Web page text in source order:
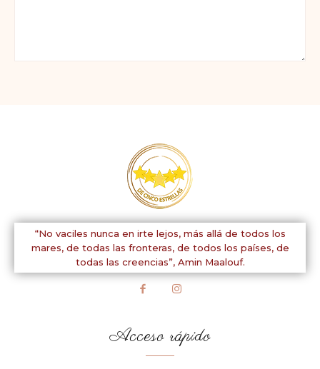
“No vaciles nunca en irte lejos, más allá de todos los
mares, de todas las fronteras, de todos los países, de
todas las creencias”, Amin Maalouf.
Acceso rápido